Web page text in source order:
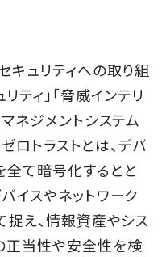
キュリティへの取り組
ティ」「脅威インテリ
ネジメントシステム
ロトラストとは、デバ
全て暗号化するとと
イスやネットワーク
捉え、情報資産やシス
正当性や安全性を検